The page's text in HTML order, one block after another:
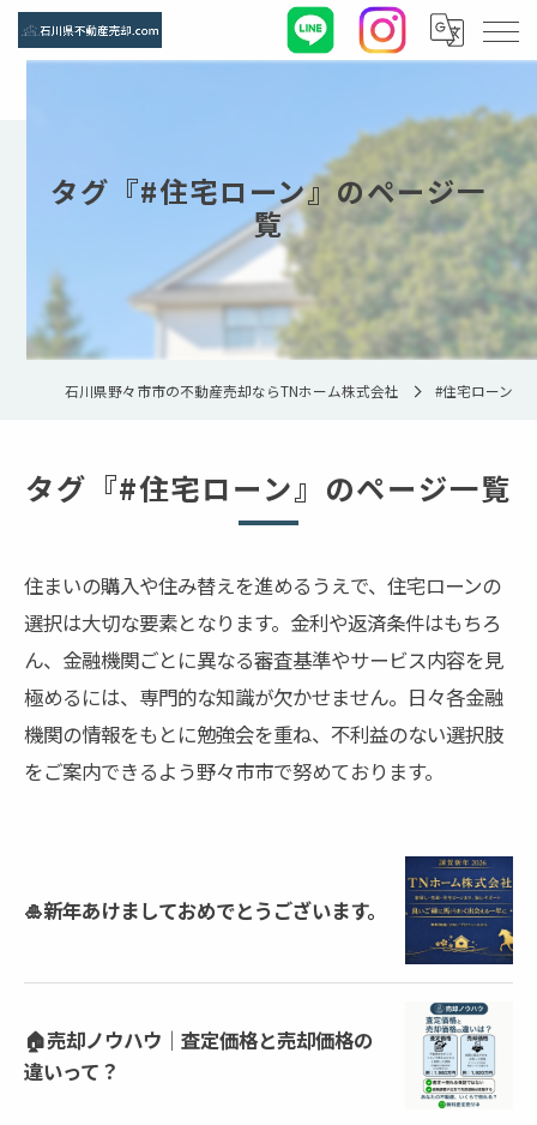
タグ『#住宅ローン』のページ一
覧
石川県野々市市の不動産売却ならTNホーム株式会社 #住宅ローン
タグ『#住宅ローン』のページ一覧
住まいの購入や住み替えを進めるうえで、住宅ローンの
選択は大切な要素となります。金利や返済条件はもちろ
ん、金融機関ごとに異なる審査基準やサービス内容を見
極めるには、専門的な知識が欠かせません。日々各金融
機関の情報をもとに勉強会を重ね、不利益のない選択肢
をご案内できるよう野々市市で努めております。
🎍新年あけましておめでとうございます。
🏠売却ノウハウ｜査定価格と売却価格の
違いって？